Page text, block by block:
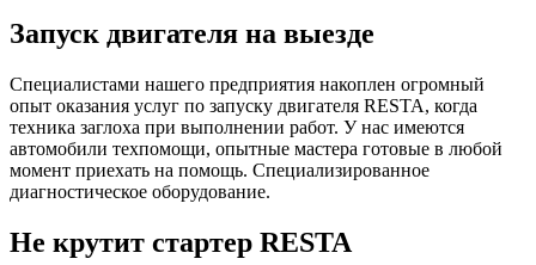
Запуск двигателя на выезде
Специалистами нашего предприятия накоплен огромный
опыт оказания услуг по запуску двигателя RESTA, когда
техника заглоха при выполнении работ. У нас имеются
автомобили техпомощи, опытные мастера готовые в любой
момент приехать на помощь. Специализированное
диагностическое оборудование.
Не крутит стартер RESTA